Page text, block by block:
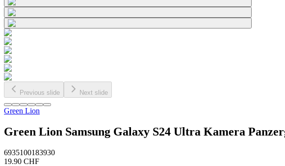
Previous slide Next slide
Green Lion
Green Lion Samsung Galaxy S24 Ultra Kamera
6935100183930
19.90 CHF